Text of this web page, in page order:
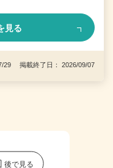
見る
29 掲載終了日： 2026/09/07